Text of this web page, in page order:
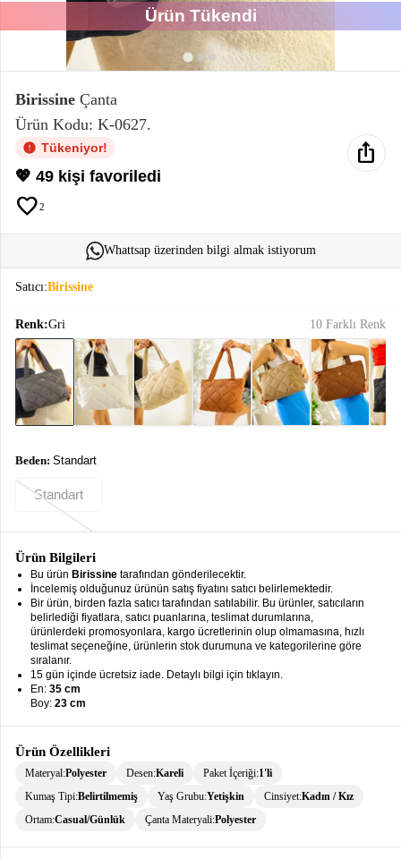
Sweatshirt
T-Shirt
Ev
Giyim keyboard_arrow_down
Takımlar keyboard_arrow_down
keyboard_arrow_down
Giyim keyboard_arrow_down
Tesettür
Giyim keyboard_arrow_down
Büyük
Bedenkeyboard_arrow_down
İç
Giyimkeyboard_arrow_down
Ürün Tükendi
Birissine Çanta
Ürün Kodu: K-0627.
Tükeniyor!
💖 49 kişi favoriledi
favorite2
ios_share
Whattsap üzerinden bilgi almak istiyorum
Satıcı:Birissine
Renk:Gri 10 Farklı Renk
Beden: Standart
Standart
Ürün Bilgileri
Bu ürün Birissine tarafından gönderilecektir.
İncelemiş olduğunuz ürünün satış fiyatını satıcı belirlemektedir.
Bir ürün, birden fazla satıcı tarafından satılabilir. Bu ürünler, satıcıların
belirlediği fiyatlara, satıcı puanlarına, teslimat durumlarına,
ürünlerdeki promosyonlara, kargo ücretlerinin olup olmamasına, hızlı
teslimat seçeneğine, ürünlerin stok durumuna ve kategorilerine göre
sıralanır.
15 gün içinde ücretsiz iade. Detaylı bilgi için tıklayın.
En: 35 cm
Boy: 23 cm
Ürün Özellikleri
Materyal:Polyester Desen:Kareli Paket İçeriği:1'li
Kumaş Tipi:Belirtilmemiş Yaş Grubu:Yetişkin Cinsiyet:Kadın / Kız
Ortam:Casual/Günlük Çanta Materyali:Polyester